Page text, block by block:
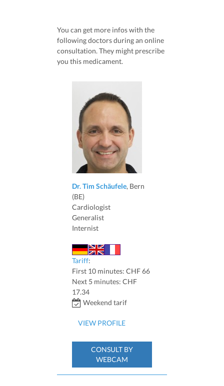
You can get more infos with the
following doctors during an online
consultation. They might prescribe
you this medicament.
Dr. Tim Schäufele, Bern
(BE)
Cardiologist
Generalist
Internist
Tariff:
First 10 minutes: CHF 66
Next 5 minutes: CHF
17.34
Weekend tarif
VIEW PROFILE
CONSULT BY
WEBCAM